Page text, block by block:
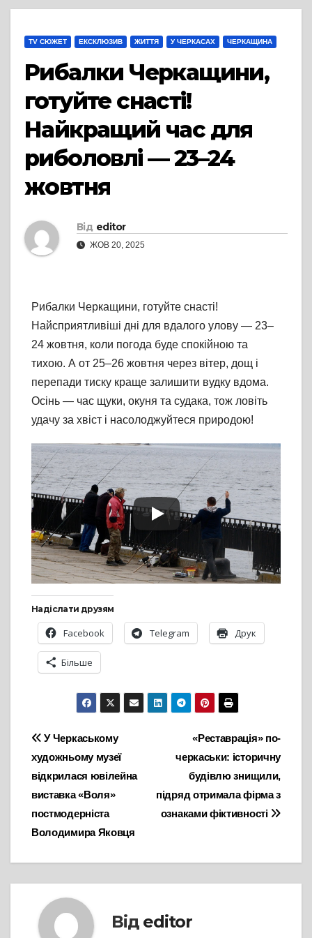
TV СЮЖЕТ ЕКСКЛЮЗИВ ЖИТТЯ У ЧЕРКАСАХ ЧЕРКАЩИНА
Рибалки Черкащини,
готуйте снасті!
Найкращий час для
риболовлі — 23–24
жовтня
Від editor
ЖОВ 20, 2025
Рибалки Черкащини, готуйте снасті!
Найсприятливіші дні для вдалого улову — 23–
24 жовтня, коли погода буде спокійною та
тихою. А от 25–26 жовтня через вітер, дощ і
перепади тиску краще залишити вудку вдома.
Осінь — час щуки, окуня та судака, тож ловіть
удачу за хвіст і насолоджуйтеся природою!
Надіслати друзям
Facebook Telegram Друк
Більше
Навігація
записів
«Реставрація» по-
черкаськи: історичну
будівлю знищили,
підряд отримала фірма з
ознаками фіктивності
У Черкаському
художньому музеї
відкрилася ювілейна
виставка «Воля»
постмодерніста
Володимира Яковця
Від editor